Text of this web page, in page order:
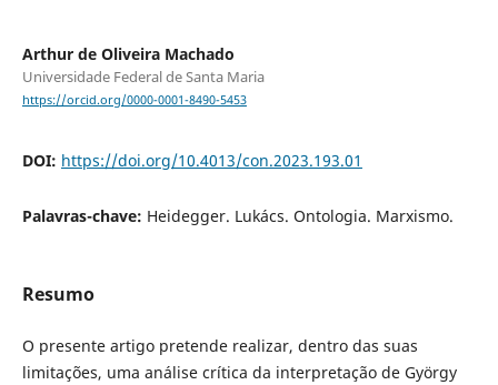
Arthur de Oliveira Machado
Universidade Federal de Santa Maria
https://orcid.org/0000-0001-8490-5453
DOI: https://doi.org/10.4013/con.2023.193.01
Palavras-chave: Heidegger. Lukács. Ontologia. Marxismo.
Resumo
O presente artigo pretende realizar, dentro das suas
limitações, uma análise crítica da interpretação de György